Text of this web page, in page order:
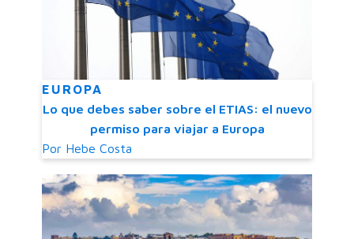
EUROPA
Lo que debes saber sobre el ETIAS: el nuevo
permiso para viajar a Europa
Por Hebe Costa